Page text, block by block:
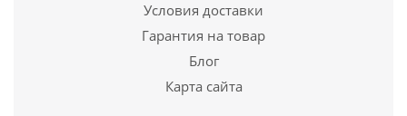
Условия доставки
Гарантия на товар
Блог
Карта сайта